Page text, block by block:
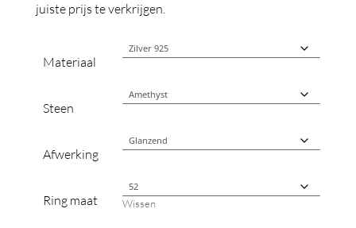
juiste prijs te verkrijgen.
Materiaal
Steen
Afwerking
Ring maat Wissen